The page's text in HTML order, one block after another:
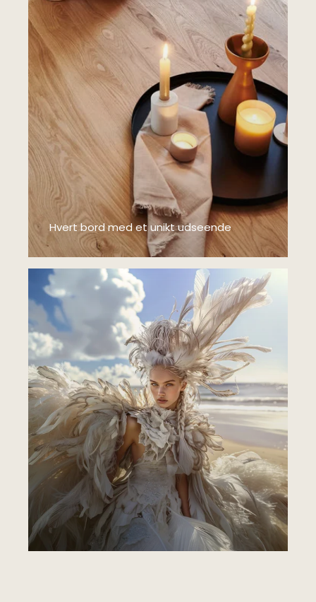
Hvert bord med et unikt udseende